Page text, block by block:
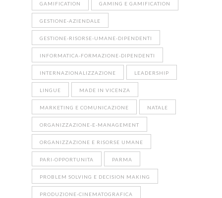
GAMIFICATION GAMING E GAMIFICATION
GESTIONE-AZIENDALE
GESTIONE-RISORSE-UMANE-DIPENDENTI
INFORMATICA-FORMAZIONE-DIPENDENTI
INTERNAZIONALIZZAZIONE LEADERSHIP
LINGUE MADE IN VICENZA
MARKETING E COMUNICAZIONE NATALE
ORGANIZZAZIONE-E-MANAGEMENT
ORGANIZZAZIONE E RISORSE UMANE
PARI-OPPORTUNITA PARMA
PROBLEM SOLVING E DECISION MAKING
PRODUZIONE-CINEMATOGRAFICA